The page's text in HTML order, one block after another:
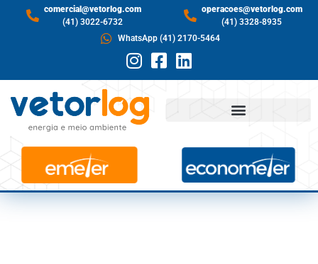
comercial@vetorlog.com
(41) 3022-6732
operacoes@vetorlog.com
(41) 3328-8935
WhatsApp (41) 2170-5464